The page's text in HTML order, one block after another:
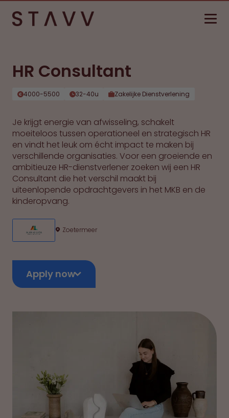
HR Consultant
4000-5500 32-40u Zakelijke Dienstverlening
Je krijgt energie van afwisseling, schakelt
moeiteloos tussen operationeel en strategisch HR
en vindt het leuk om écht impact te maken bij
verschillende organisaties. Voor een groeiende en
ambitieuze HR-dienstverlener zoeken wij een HR
Consultant die het verschil maakt bij
uiteenlopende opdrachtgevers in het MKB en de
kinderopvang.
Zoetermeer
Apply now